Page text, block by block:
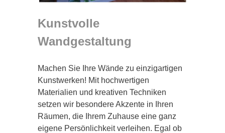
Kunstvolle
Wandgestaltung
Machen Sie Ihre Wände zu einzigartigen
Kunstwerken! Mit hochwertigen
Materialien und kreativen Techniken
setzen wir besondere Akzente in Ihren
Räumen, die Ihrem Zuhause eine ganz
eigene Persönlichkeit verleihen. Egal ob